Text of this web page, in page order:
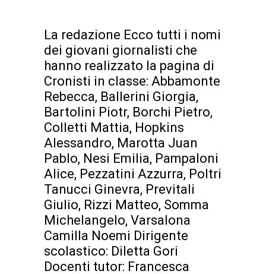
La redazione Ecco tutti i nomi
dei giovani giornalisti che
hanno realizzato la pagina di
Cronisti in classe: Abbamonte
Rebecca, Ballerini Giorgia,
Bartolini Piotr, Borchi Pietro,
Colletti Mattia, Hopkins
Alessandro, Marotta Juan
Pablo, Nesi Emilia, Pampaloni
Alice, Pezzatini Azzurra, Poltri
Tanucci Ginevra, Previtali
Giulio, Rizzi Matteo, Somma
Michelangelo, Varsalona
Camilla Noemi Dirigente
scolastico: Diletta Gori
Docenti tutor: Francesca